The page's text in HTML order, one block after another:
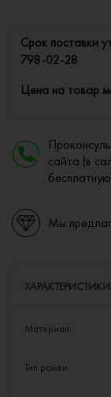
Cрок поставки
798-02-28
Цена на товар
сайта (в
Мы
Материал:
Тип рамки: